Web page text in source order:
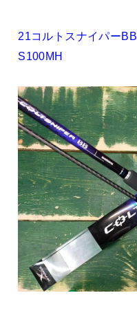
21コルトスナイパーBB
S100MH